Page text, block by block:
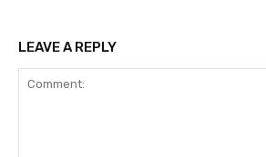
LEAVE A REPLY